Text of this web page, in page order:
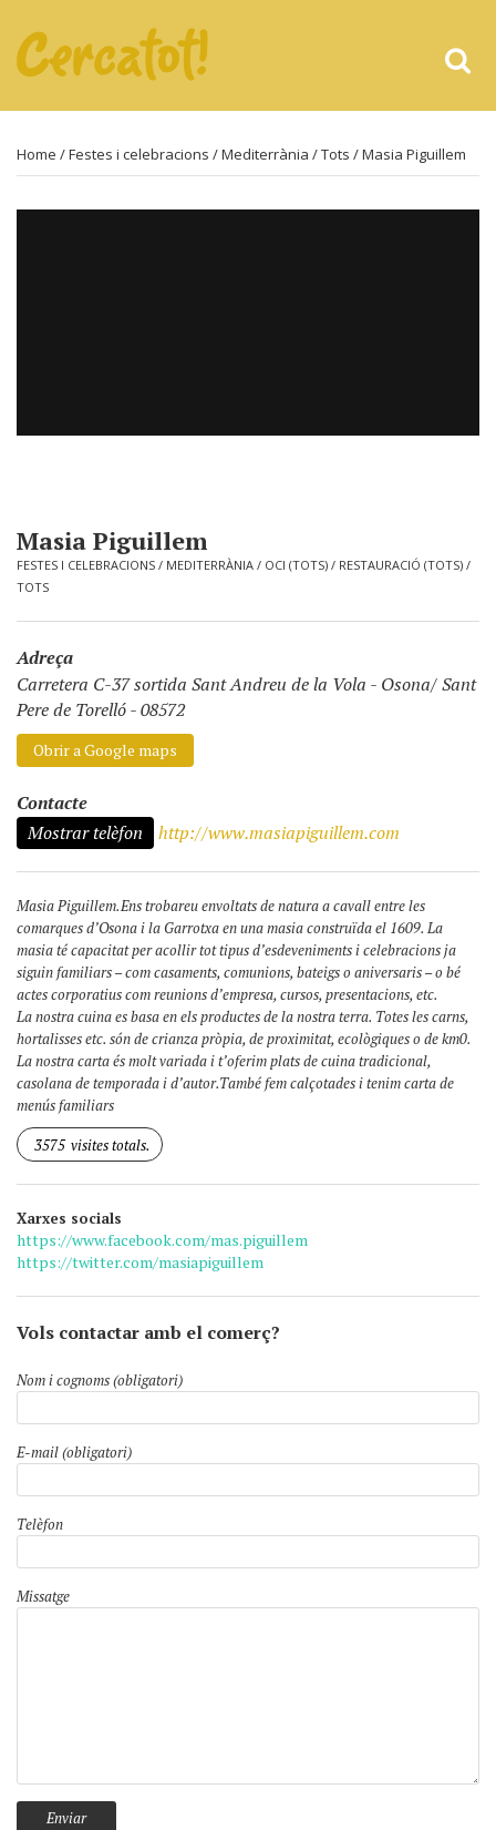
Home /Festes i celebracions /Mediterrània /Tots / Masia Piguillem
Masia Piguillem
FESTES I CELEBRACIONS / MEDITERRÀNIA / OCI (TOTS) / RESTAURACIÓ (TOTS) /
TOTS
Adreça
Carretera C-37 sortida Sant Andreu de la Vola - Osona/ Sant
Pere de Torelló - 08572
Obrir a Google maps
Contacte
Mostrar telèfon
http://www.masiapiguillem.com
Masia Piguillem.Ens trobareu envoltats de natura a cavall entre les
comarques d’Osona i la Garrotxa en una masia construïda el 1609. La
masia té capacitat per acollir tot tipus d’esdeveniments i celebracions ja
siguin familiars – com casaments, comunions, bateigs o aniversaris – o bé
actes corporatius com reunions d’empresa, cursos, presentacions, etc.
La nostra cuina es basa en els productes de la nostra terra. Totes les carns,
hortalisses etc. són de crianza pròpia, de proximitat, ecològiques o de km0.
La nostra carta és molt variada i t’oferim plats de cuina tradicional,
casolana de temporada i d’autor.També fem calçotades i tenim carta de
menús familiars
3575 visites totals.
Xarxes socials
https://www.facebook.com/mas.piguillem
https://twitter.com/masiapiguillem
Vols contactar amb el comerç?
Nom i cognoms (obligatori)
E-mail (obligatori)
Telèfon
Missatge